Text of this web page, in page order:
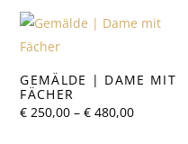
GEMÄLDE | DAME MIT
FÄCHER
€ 250,00 –€ 480,00